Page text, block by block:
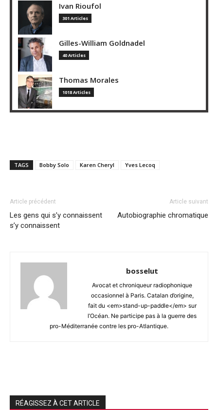
Ivan Rioufol
301 Articles
Gilles-William Goldnadel
40 Articles
Thomas Morales
1018 Articles
TAGS Bobby Solo Karen Cheryl Yves Lecoq
Article précédent
Les gens qui s’y connaissent
s’y connaissent
Article suivant
Autobiographie chromatique
bosselut
Avocat et chroniqueur radiophonique
occasionnel à Paris. Catalan d’origine,
fait du <em>stand-up-paddle</em> sur
l’Océan. Ne participe pas à la guerre des
pro-Méditerranée contre les pro-Atlantique.
RÉAGISSEZ À CET ARTICLE